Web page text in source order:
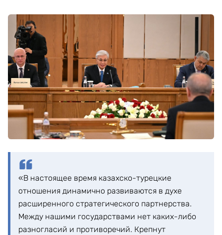
«В настоящее время казахско-турецкие
отношения динамично развиваются в духе
расширенного стратегического партнерства.
Между нашими государствами нет каких-либо
разногласий и противоречий. Крепнут